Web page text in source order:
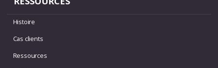
Histoire
Cas clients
Ressources